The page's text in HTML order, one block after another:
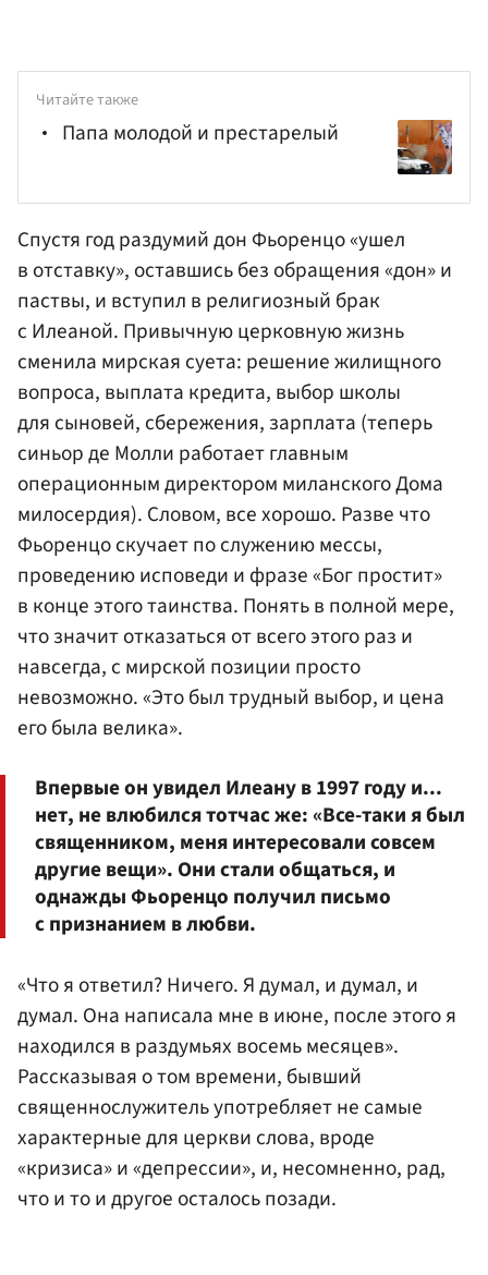
Читайте также
Папа молодой и престарелый
Спустя год раздумий дон Фьоренцо «ушел
в отставку», оставшись без обращения «дон» и
паствы, и вступил в религиозный брак
с Илеаной. Привычную церковную жизнь
сменила мирская суета: решение жилищного
вопроса, выплата кредита, выбор школы
для сыновей, сбережения, зарплата (теперь
синьор де Молли работает главным
операционным директором миланского Дома
милосердия). Словом, все хорошо. Разве что
Фьоренцо скучает по служению мессы,
проведению исповеди и фразе «Бог простит»
в конце этого таинства. Понять в полной мере,
что значит отказаться от всего этого раз и
навсегда, с мирской позиции просто
невозможно. «Это был трудный выбор, и цена
его была велика».
Впервые он увидел Илеану в 1997 году и...
нет, не влюбился тотчас же: «Все-таки я был
священником, меня интересовали совсем
другие вещи». Они стали общаться, и
однажды Фьоренцо получил письмо
с признанием в любви.
«Что я ответил? Ничего. Я думал, и думал, и
думал. Она написала мне в июне, после этого я
находился в раздумьях восемь месяцев».
Рассказывая о том времени, бывший
священнослужитель употребляет не самые
характерные для церкви слова, вроде
«кризиса» и «депрессии», и, несомненно, рад,
что и то и другое осталось позади.